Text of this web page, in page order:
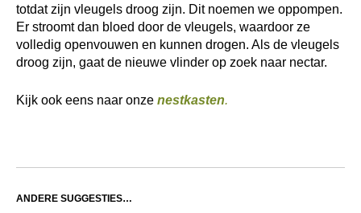
totdat zijn vleugels droog zijn. Dit noemen we oppompen.
Er stroomt dan bloed door de vleugels, waardoor ze
volledig openvouwen en kunnen drogen. Als de vleugels
droog zijn, gaat de nieuwe vlinder op zoek naar nectar.
Kijk ook eens naar onze nestkasten.
ANDERE SUGGESTIES…